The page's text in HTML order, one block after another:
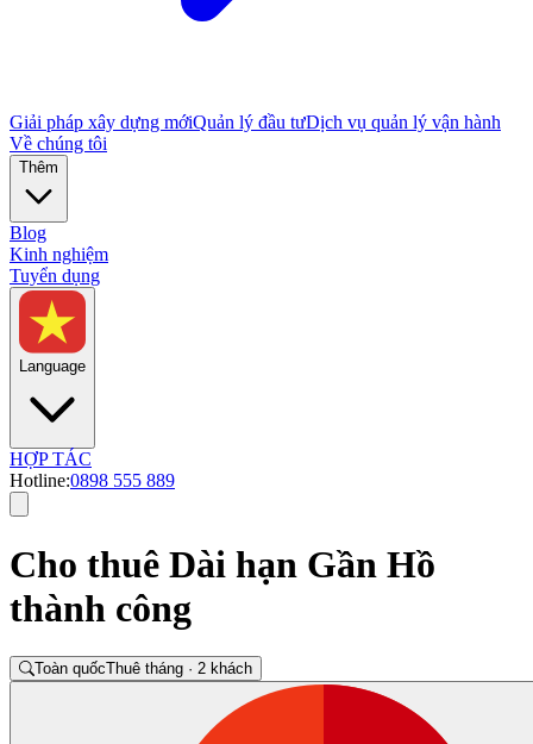
Giải pháp xây dựng mớiQuản lý đầu tưDịch vụ quản lý vận hành
Về chúng tôi
Thêm
Blog
Kinh nghiệm
Tuyển dụng
Language
HỢP TÁC
Hotline:0898 555 889
Cho thuê Dài hạn Gần Hồ
thành công
Toàn quốcThuê tháng · 2 khách